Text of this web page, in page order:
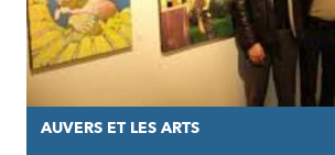
AUVERS ET LES ARTS